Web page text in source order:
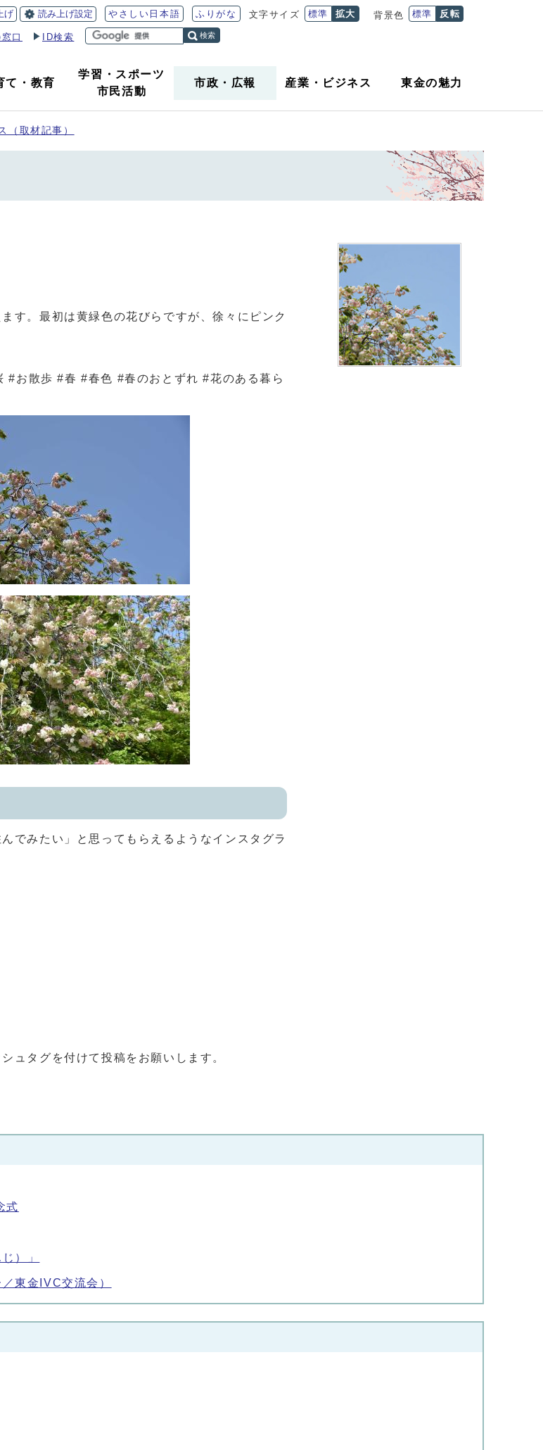
げ 読み上げ設定 やさしい日本語 ふりがな 文字サイズ 標準 拡大 背景色 標準 反転
口 ID検索 検索
て ・ 教育
学習・スポーツ
市民活動
市政 ・ 広報 産業 ・ ビジネス 東金の魅力
（取材記事）
す。最初は黄緑色の花びらですが、徐々にピンク
お散歩 #春 #春色 #春のおとずれ #花のある暮ら
でみたい」と思ってもらえるようなインスタグラ
ュタグを付けて投稿をお願いします。
式
）」
東金IVC交流会）